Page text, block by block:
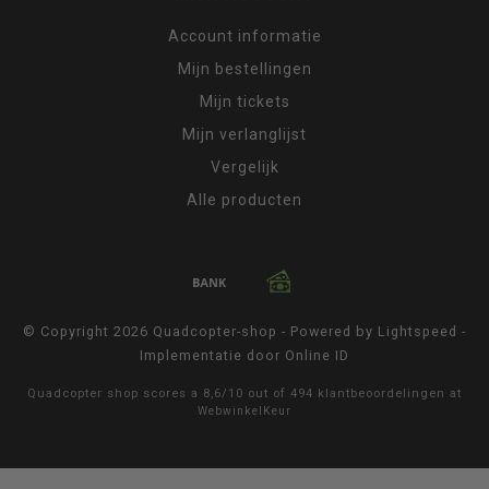
Account informatie
Mijn bestellingen
Mijn tickets
Mijn verlanglijst
Vergelijk
Alle producten
© Copyright 2026 Quadcopter-shop - Powered by Lightspeed -
Implementatie door Online ID
Quadcopter shop scores a 8,6/ 10 out of 494 klantbeoordelingen at
WebwinkelKeur